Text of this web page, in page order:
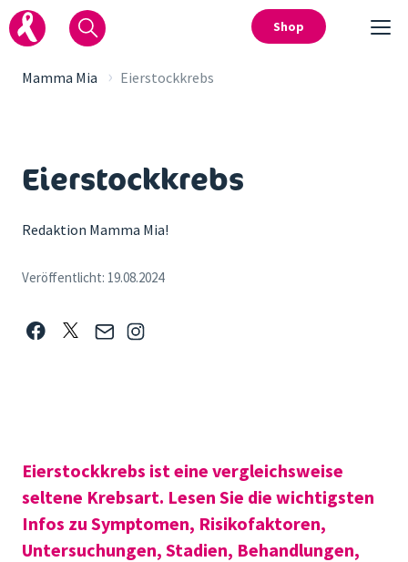
Shop
Mamma Mia › Eierstockkrebs
Eierstockkrebs
Redaktion Mamma Mia!
Veröffentlicht: 19.08.2024
Eierstockkrebs ist eine vergleichsweise
seltene Krebsart. Lesen Sie die wichtigsten
Infos zu Symptomen, Risikofaktoren,
Untersuchungen, Stadien, Behandlungen,